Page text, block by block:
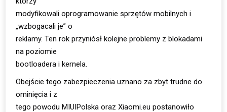
modyfikowali oprogramowanie sprzętów mobilnych i
„wzbogacali je” o
reklamy. Ten rok przyniósł kolejne problemy z blokadami
na poziomie
bootloadera i kernela.
Obejście tego zabezpieczenia uznano za zbyt trudne do
ominięcia i z
tego powodu MIUIPolska oraz Xiaomi.eu postanowiło